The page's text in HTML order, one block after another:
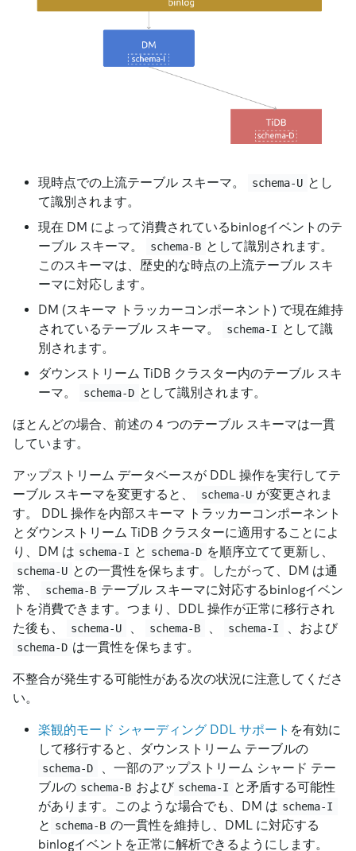
現時点での上流テーブル スキーマ。 schema-U とし
て識別されます。
現在 DM によって消費されているbinlogイベントのテ
ーブル スキーマ。
schema-B として識別されます。
このスキーマは、歴史的な時点の上流テーブル スキ
ーマに対応します。
DM (スキーマ トラッカーコンポーネント) で現在維持
されているテーブル スキーマ。
schema-I として識
別されます。
ダウンストリーム TiDB クラスター内のテーブル スキ
ーマ。
schema-D として識別されます。
ほとんどの場合、前述の 4 つのテーブル スキーマは一貫
しています。
アップストリーム データベースが DDL 操作を実行してテ
ーブル スキーマを変更すると、
schema-U が変更されま
す。 DDL 操作を内部スキーマ トラッカーコンポーネント
とダウンストリーム TiDB クラスターに適用することによ
り、DM は schema-I と schema-D を順序立てて更新し、
schema-U との一貫性を保ちます。したがって、DM は通
常、
schema-B テーブル スキーマに対応するbinlogイベン
トを消費できます。つまり、DDL 操作が正常に移行され
た後も、
schema-U schema-B schema-I 、および
schema-D は一貫性を保ちます。
不整合が発生する可能性がある次の状況に注意してくださ
い。
楽観的モード シャーディング DDL サポート を有効に
して移行すると、ダウンストリーム テーブルの
schema-D
、一部のアップストリーム シャード テー
ブルの schema-B および schema-I と矛盾する可能性
があります。このような場合でも、DM は schema-I
と schema-B の一貫性を維持し、DML に対応する
binlogイベントを正常に解析できるようにします。